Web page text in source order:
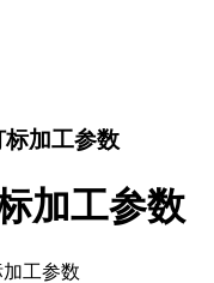
加工参数
加工参数
加工参数